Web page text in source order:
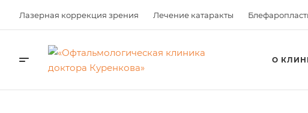
Лазерная коррекция зрения Лечение катаракты
О